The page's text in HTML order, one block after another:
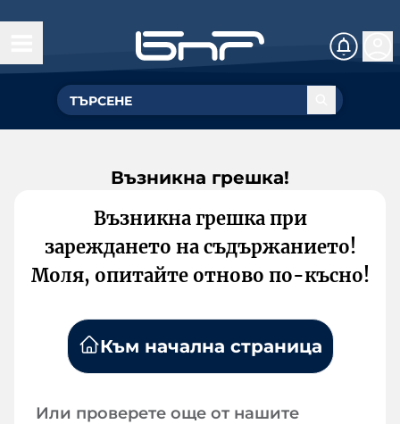
Възникна грешка!
Възникна грешка при
зареждането на съдържанието!
Моля, опитайте отново по-късно!
Към начална страница
Или проверете още от нашите